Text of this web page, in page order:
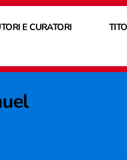
E CURATORI